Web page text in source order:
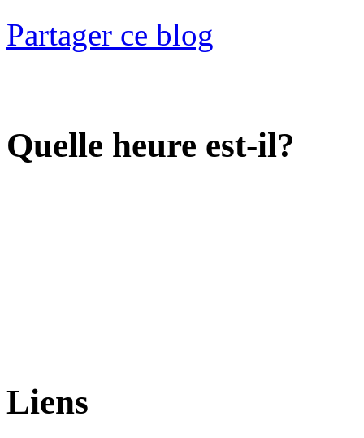
Partager ce blog
Quelle heure est-il?
Liens